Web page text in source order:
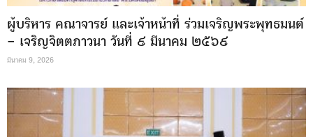
ผู้บริหาร คณาจารย์ และเจ้าหน้าที่ ร่วมเจริญพระพุทธมนต์
– เจริญจิตตภาวนา วันที่ ๙ มีนาคม ๒๕๖๙
มีนาคม 9, 2026